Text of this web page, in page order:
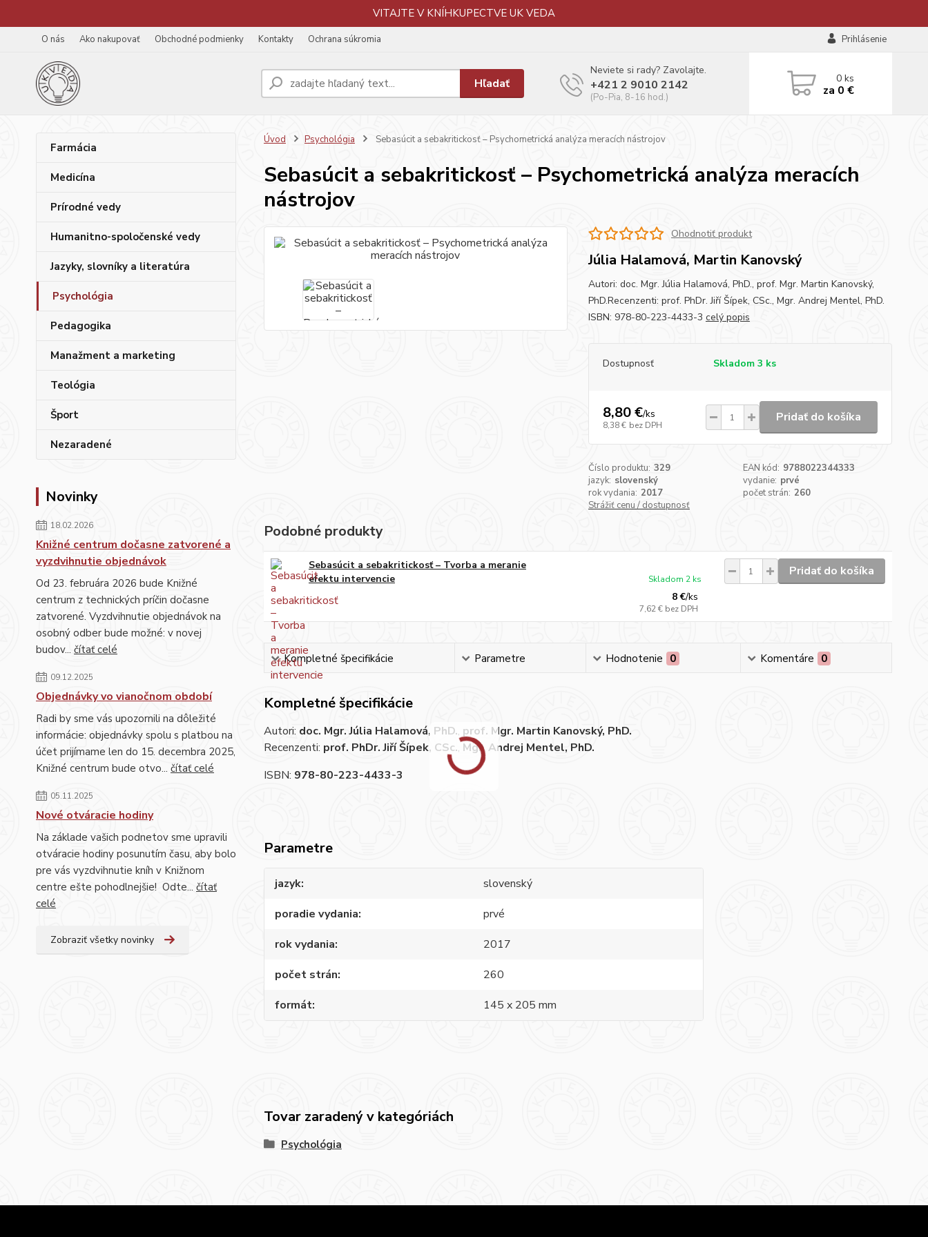
VITAJTE V KNÍHKUPECTVE UK VEDA
O nás Ako nakupovať Obchodné podmienky Kontakty Ochrana súkromia Prihlásenie
Hľadať
Neviete si rady? Zavolajte.
+421 2 9010 2142
(Po-Pia, 8-16 hod.)
0ks
za 0 €
Farmácia
Medicína
Prírodné vedy
Humanitno-spoločenské vedy
Jazyky, slovníky a literatúra
Psychológia
Pedagogika
Manažment a marketing
Teológia
Šport
Nezaradené
Novinky
18.02.2026
Knižné centrum dočasne zatvorené a
vyzdvihnutie objednávok
Od 23. februára 2026 bude Knižné
centrum z technických príčin dočasne
zatvorené. Vyzdvihnutie objednávok na
osobný odber bude možné: v novej
budov... čítať celé
09.12.2025
Objednávky vo vianočnom období
Radi by sme vás upozornili na dôležité
informácie: objednávky spolu s platbou na
účet prijímame len do 15. decembra 2025,
Knižné centrum bude otvo... čítať celé
05.11.2025
Nové otváracie hodiny
Na základe vašich podnetov sme upravili
otváracie hodiny posunutím času, aby bolo
pre vás vyzdvihnutie kníh v Knižnom
centre ešte pohodlnejšie! Odte... čítať
celé
Zobraziť všetky novinky
Úvod Psychológia Sebasúcit a sebakritickosť – Psychometrická analýza meracích nástrojov
Sebasúcit a sebakritickosť – Psychometrická analýza meracích
nástrojov
Ohodnotiť produkt
Júlia Halamová, Martin Kanovský
Autori: doc. Mgr. Júlia Halamová, PhD., prof. Mgr. Martin Kanovský,
PhD.Recenzenti: prof. PhDr. Jiří Šípek, CSc., Mgr. Andrej Mentel, PhD.
ISBN: 978-80-223-4433-3 celý popis
Dostupnosť Skladom 3 ks
8,80 €/ks
8,38 € bez DPH
Pridať do košíka
Číslo produktu: 329 EAN kód: 9788022344333
jazyk: slovenský vydanie: prvé
rok vydania: 2017 počet strán: 260
Strážiť cenu / dostupnosť
Podobné produkty
Sebasúcit a sebakritickosť – Tvorba a meranie
efektu intervencie
8 €/ks
7,62 € bez DPH
Skladom 2 ks
Pridať do košíka
Kompletné špecifikácie Parametre Hodnotenie 0 Komentáre 0
Kompletné špecifikácie
Autori: doc. Mgr. Júlia Halamová, PhD., prof. Mgr. Martin Kanovský, PhD.
Recenzenti: prof. PhDr. Jiří Šípek, CSc., Mgr. Andrej Mentel, PhD.
ISBN: 978-80-223-4433-3
Parametre
jazyk
slovenský
poradie vydania
prvé
rok vydania
2017
počet strán
260
formát
145 x 205 mm
Tovar zaradený v kategóriách
Psychológia